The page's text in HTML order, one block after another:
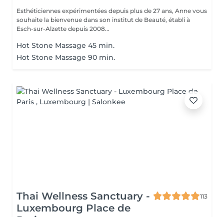
Esthéticiennes expérimentées depuis plus de 27 ans, Anne vous
souhaite la bienvenue dans son institut de Beauté, établi à
Esch-sur-Alzette depuis 2008...
Hot Stone Massage 45 min.
Hot Stone Massage 90 min.
Thai Wellness Sanctuary -
Luxembourg Place de
113